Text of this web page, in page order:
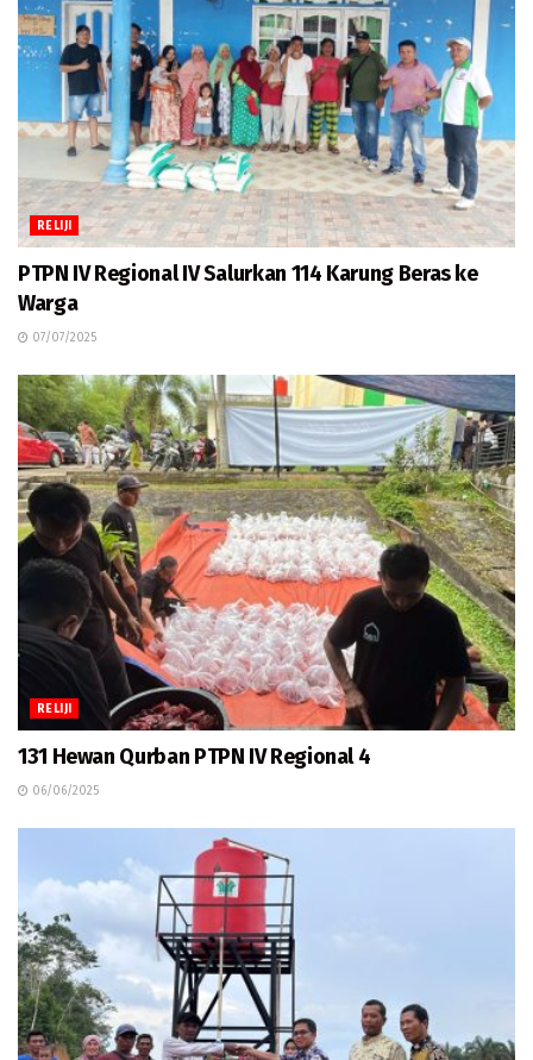
RELIJI
PTPN IV Regional IV Salurkan 114 Karung Beras ke
Warga
07/07/2025
RELIJI
131 Hewan Qurban PTPN IV Regional 4
06/06/2025